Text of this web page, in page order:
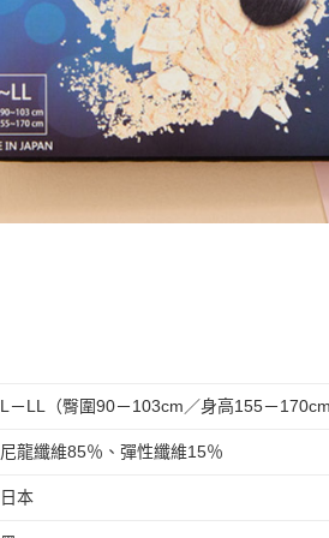
L－LL（臀圍90－103cm／身高155－
尼龍纖維85％、彈性纖維15％
日本